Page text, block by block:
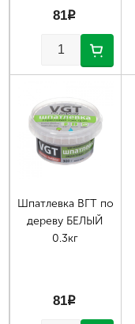
81p
Шпатлевка ВГТ по
дереву БЕЛЫЙ
0.3кг
81p